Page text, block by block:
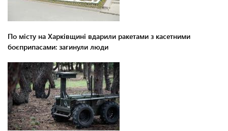
По місту на Харківщині вдарили ракетами з касетними
боєприпасами: загинули люди